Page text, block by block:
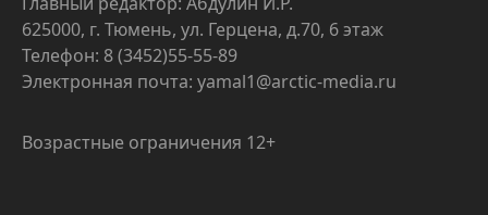
625000, г. Тюмень, ул. Герцена, д.70, 6 этаж
Телефон: 8 (3452)55-55-89
Электронная почта: yamal1@arctic-media.ru
Возрастные ограничения 12+